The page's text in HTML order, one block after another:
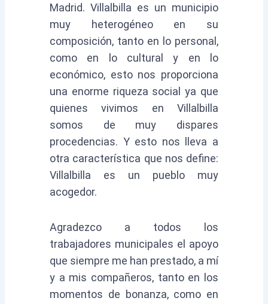
Madrid. Villalbilla es un municipio
muy heterogéneo en su
composición, tanto en lo personal,
como en lo cultural y en lo
económico, esto nos proporciona
una enorme riqueza social ya que
quienes vivimos en Villalbilla
somos de muy dispares
procedencias. Y esto nos lleva a
otra característica que nos define:
Villalbilla es un pueblo muy
acogedor.
Agradezco a todos los
trabajadores municipales el apoyo
que siempre me han prestado, a mí
y a mis compañeros, tanto en los
momentos de bonanza, como en